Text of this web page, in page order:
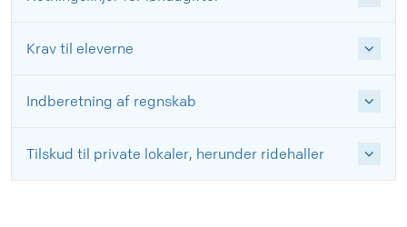
Krav til eleverne
Indberetning af regnskab
Tilskud til private lokaler, herunder ridehaller